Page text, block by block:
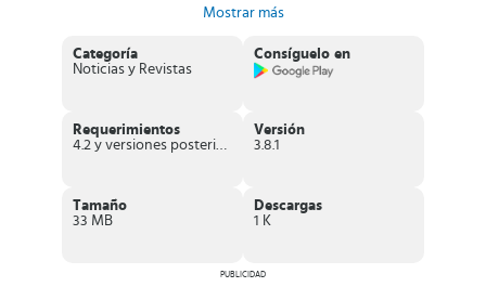
cuando hayas ingresado al apartado de categorías.
Tras elegir los temas, aparece la pantalla principal donde encuentras
página de inicio con todas las noticias relevantes
lado, para ver las reseñas de una categoría en particular, debes
Pulsa sobre la noticia de tu interés ypodrás leerla sin necesidad
de que salgas de la aplicación
. Además, al lado de cada titular
puedes ver la fuente a la que pertenece dicha información.
provienen de las fuentes más prestigiosas. Tú decides si quieres
leer el artículo directamente de la página del editor o usar el modo
Características de SQUID – Noticias
Mostrar más
Categoría
Noticias y Revistas
Consíguelo en
Requerimientos
4.2 y versiones posteriores
Versión
3.8.1
Tamaño
33 MB
Descargas
1 K
PUBLICIDAD